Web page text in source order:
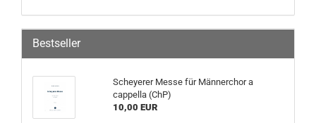
Bestseller
Scheyerer Messe für Männerchor a
cappella (ChP)
10,00 EUR